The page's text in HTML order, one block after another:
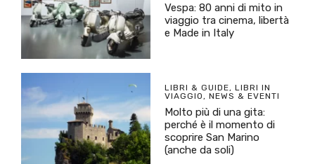
Vespa: 80 anni di mito in
viaggio tra cinema, libertà
e Made in Italy
LIBRI & GUIDE, LIBRI IN
VIAGGIO , NEWS & EVENTI
Molto più di una gita:
perché è il momento di
scoprire San Marino
(anche da soli)